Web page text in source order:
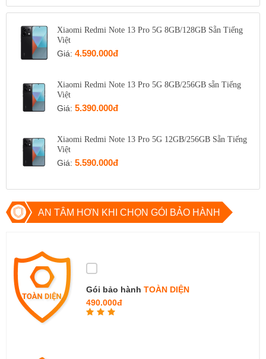
Còn hàng
Đặt giữ hàng
Xiaomi Redmi Note 13 Pro 5G 8GB/128GB Sẵn Tiếng
Việt
Giá: 4.590.000đ
Xiaomi Redmi Note 13 Pro 5G 8GB/256GB sẵn Tiếng
Việt
Giá: 5.390.000đ
Xiaomi Redmi Note 13 Pro 5G 12GB/256GB Sẵn Tiếng
Việt
Giá: 5.590.000đ
AN TÂM HƠN KHI CHỌN GÓI BẢO HÀNH
Gói bảo hành TOÀN DIỆN
490.000đ